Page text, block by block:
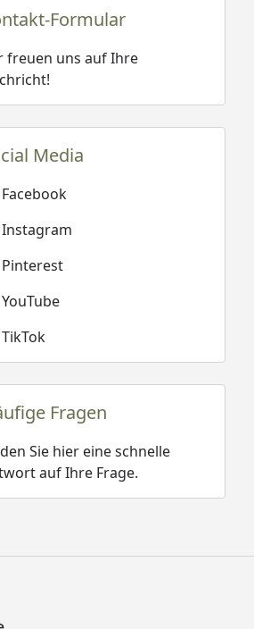
Formular
freuen uns auf Ihre
Media
Facebook
Instagram
Pinterest
YouTube
TikTok
Fragen
Sie hier eine schnelle
auf Ihre Frage.